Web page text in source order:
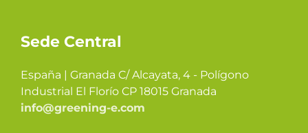
Sede Central
España | Granada C/ Alcayata, 4 - Polígono
Industrial El Florío CP 18015 Granada
info@greening-e.com